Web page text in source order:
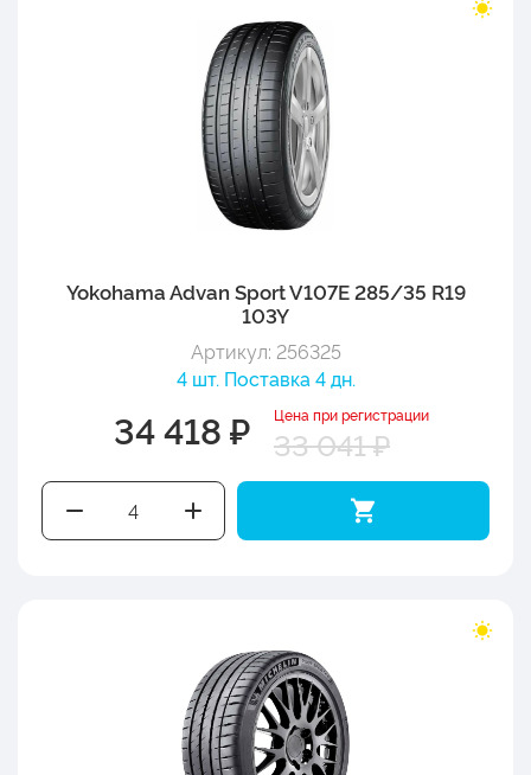
Yokohama Advan Sport V107E 285/35 R19
103Y
Артикул: 256325
4 шт. Поставка 4 дн.
34 418 ₽ Цена при регистрации
33 041 ₽